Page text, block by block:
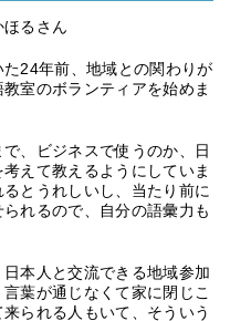
るさん
24年前、地域との関わりが
室のボランティアを始めま
、ビジネスで使うのか、日
えて教えるようにしていま
とうれしいし、当たり前に
れるので、自分の語彙力も
本人と交流できる地域参加
葉が通じなくて家に閉じこ
られる人もいて、そういう